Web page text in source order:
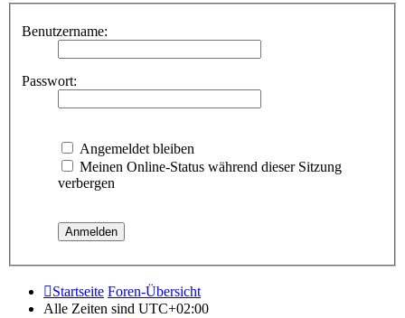
Benutzername:
Passwort:
Angemeldet bleiben
Meinen Online-Status während dieser Sitzung
verbergen
Startseite Foren-Übersicht
Alle Zeiten sind UTC+02:00